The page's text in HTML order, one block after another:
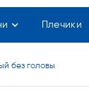
Плечики
без головы